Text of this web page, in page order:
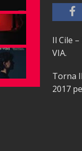
Il Cile
VIA.
Torna
2017